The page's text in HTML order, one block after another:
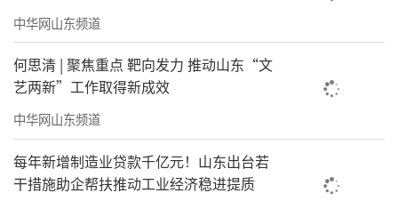
中华网山东频道
何思清 | 聚焦重点 靶向发力 推动山东“文
艺两新”工作取得新成效
中华网山东频道
每年新增制造业贷款千亿元！山东出台若
干措施助企帮扶推动工业经济稳进提质